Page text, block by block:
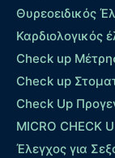
Θυρεοειδικός
Καρδιολογικός
Check up
Check up
Check Up
MICRO CHECK
Έλεγχος για